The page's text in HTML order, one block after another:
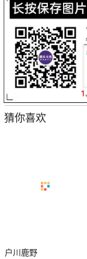
杀
猜你喜欢
户川鹿野